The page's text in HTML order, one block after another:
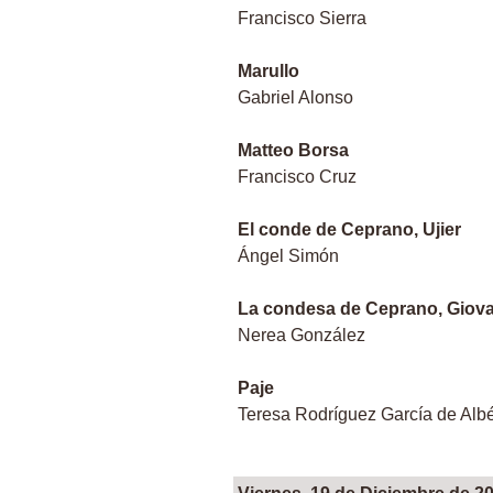
Francisco Sierra
Marullo
Gabriel Alonso
Matteo Borsa
Francisco Cruz
El conde de Ceprano, Ujier
Ángel Simón
La condesa de Ceprano,
Nerea González
Paje
Teresa Rodríguez García de